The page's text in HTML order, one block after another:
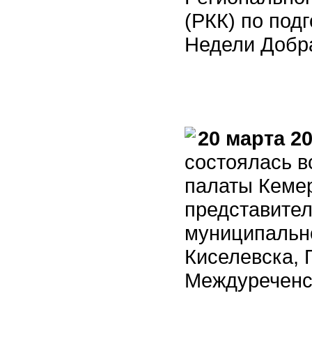
(РКК) по
Недели
20 марта
состоялась
палаты
Киселевска,